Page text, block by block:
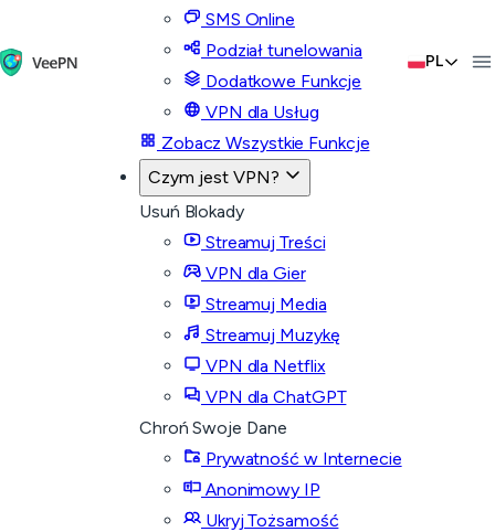
SMS Online
Podział tunelowania
Dodatkowe Funkcje
VPN dla Usług
Zobacz Wszystkie Funkcje
Czym jest VPN?
Usuń Blokady
Streamuj Treści
VPN dla Gier
Streamuj Media
Streamuj Muzykę
VPN dla Netflix
VPN dla ChatGPT
Chroń Swoje Dane
Prywatność w Internecie
Anonimowy IP
Ukryj Tożsamość
PL